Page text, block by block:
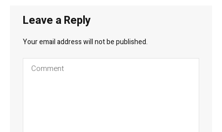
Leave a Reply
Your email address will not be published.